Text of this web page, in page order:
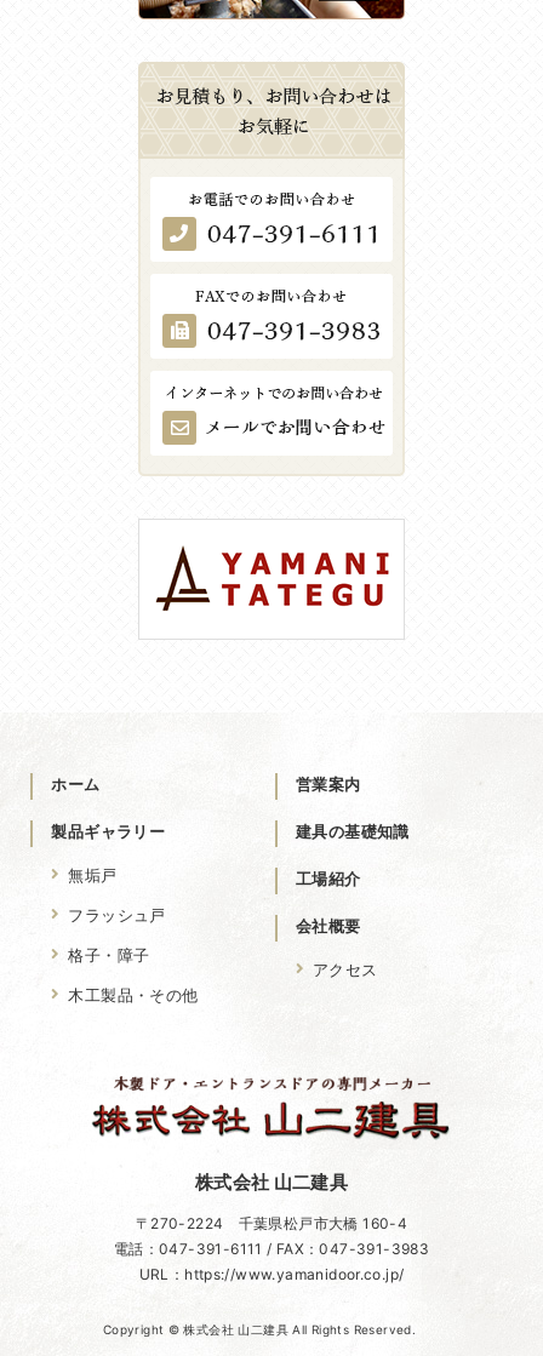
ホーム
製品ギャラリー
無垢戸
フラッシュ戸
格子・障子
木工製品・その他
営業案内
建具の基礎知識
工場紹介
会社概要
アクセス
株式会社 山二建具
〒270-2224 千葉県松戸市大橋 160-4
電話：047-391-6111 / FAX：047-391-3983
URL：https://www.yamanidoor.co.jp/
Copyright © 株式会社 山二建具 All Rights Reserved.